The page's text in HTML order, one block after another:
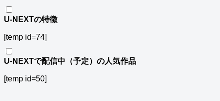
U-NEXTの特徴
[temp id=74]
U-NEXTで配信中（予定）の人気作品
[temp id=50]